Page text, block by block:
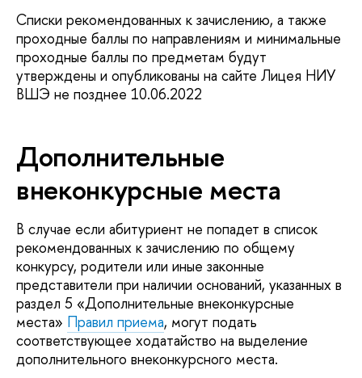
Списки рекомендованных к зачислению, а также
проходные баллы по направлениям и минимальные
проходные баллы по предметам будут
утверждены и опубликованы на сайте Лицея НИУ
ВШЭ не позднее 10.06.2022
Дополнительные
внеконкурсные места
В случае если абитуриент не попадет в список
рекомендованных к зачислению по общему
конкурсу, родители или иные законные
представители при наличии оснований, указанных в
раздел 5 «Дополнительные внеконкурсные
места» Правил приема, могут подать
соответствующее ходатайство на выделение
дополнительного внеконкурсного места.